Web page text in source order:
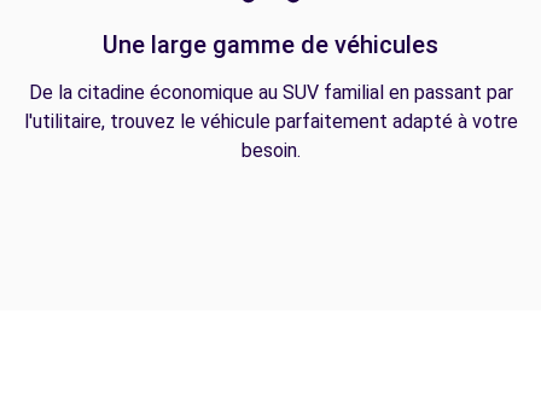
Une large gamme de véhicules
De la citadine économique au SUV familial en passant par
l'utilitaire, trouvez le véhicule parfaitement adapté à votre
besoin.